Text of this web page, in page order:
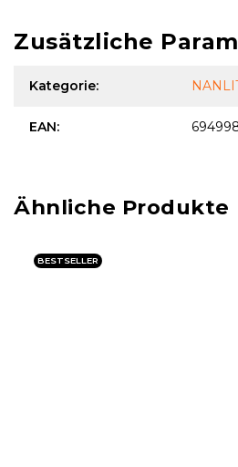
Zusätzliche
Kategorie:
EAN:
BESTSELLER